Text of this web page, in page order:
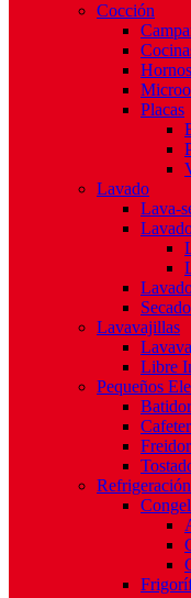
Cocción
Hornos
Placas
Lavado
Lava-
Lavavajillas
Libre
Pequeños
Refrigeración